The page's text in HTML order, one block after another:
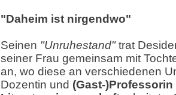
"Daheim ist nirgendwo"
Seinen "Unruhestand"trat
seiner Frau gemeinsam mit
an, wo diese an verschiedenen
Dozentin und (Gast-